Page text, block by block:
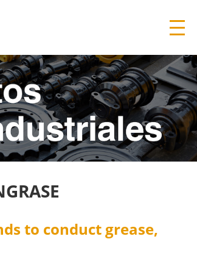
to conduct grease,